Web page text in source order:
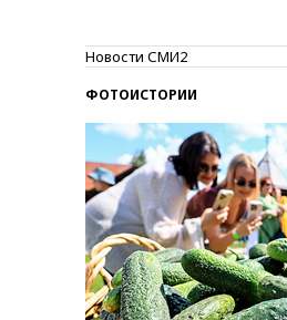
Новости СМИ2
ФОТОИСТОРИИ